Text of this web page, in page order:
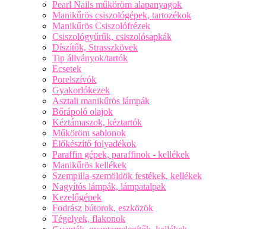
Pearl Nails műköröm alapanyagok
Manikűrös csiszológépek, tartozékok
Manikűrös Csiszolófrézek
Csiszológyűrűk, csiszolósapkák
Díszítők, Strasszkövek
Tip állványok/tartók
Ecsetek
Porelszívók
Gyakorlókezek
Asztali manikűrös lámpák
Bőrápoló olajok
Kéztámaszok, kéztartók
Műköröm sablonok
Előkészítő folyadékok
Paraffin gépek, paraffinok - kellékek
Manikűrös kellékek
Szempilla-szemöldök festékek, kellékek
Nagyítós lámpák, lámpatalpak
Kezelőgépek
Fodrász bútorok, eszközök
Tégelyek, flakonok